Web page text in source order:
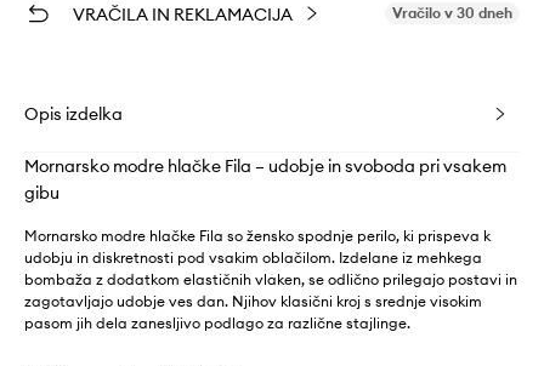
VRAČILA IN REKLAMACIJA Vračilo v 30 dneh
Opis izdelka
Mornarsko modre hlačke Fila – udobje in svoboda pri vsakem
gibu
Mornarsko modre hlačke Fila so žensko spodnje perilo, ki prispeva k
udobju in diskretnosti pod vsakim oblačilom. Izdelane iz mehkega
bombaža z dodatkom elastičnih vlaken, se odlično prilegajo postavi in
zagotavljajo udobje ves dan. Njihov klasični kroj s srednje visokim
pasom jih dela zanesljivo podlago za različne stajlinge.